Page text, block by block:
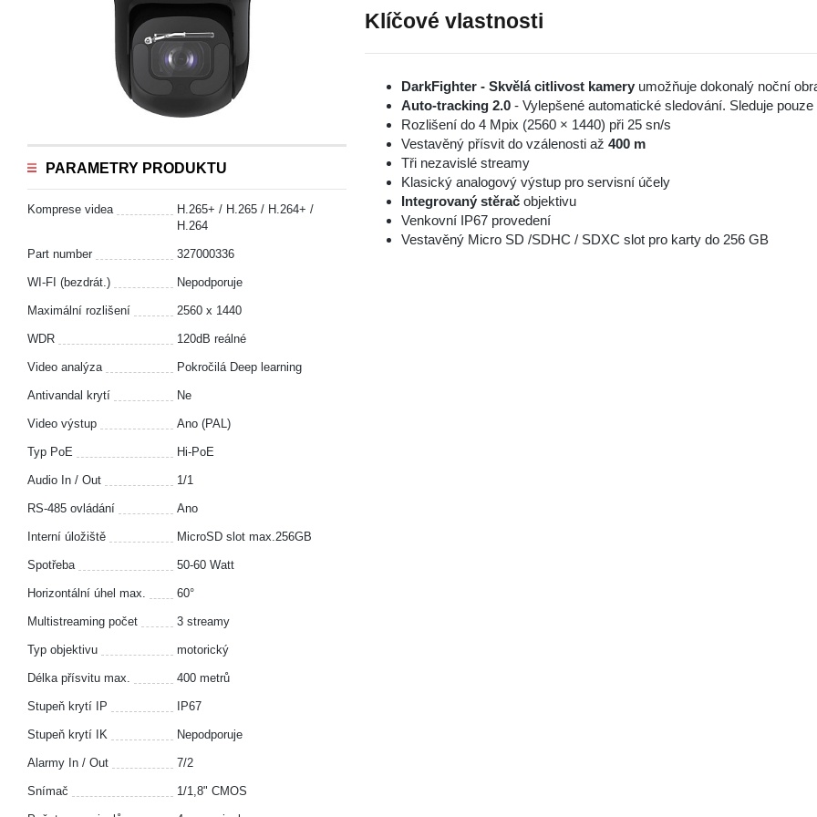
PARAMETRY PRODUKTU
Komprese videa
H.265+ / H.265 / H.264+ /
H.264
Part number 327000336
WI-FI (bezdrát.) Nepodporuje
Maximální rozlišení 2560 x 1440
WDR 120dB reálné
Video analýza Pokročilá Deep learning
Antivandal krytí Ne
Video výstup Ano (PAL)
Typ PoE Hi-PoE
Audio In / Out 1/1
RS-485 ovládání Ano
Interní úložiště MicroSD slot max.256GB
Spotřeba 50-60 Watt
Horizontální úhel max. 60°
Multistreaming počet 3 streamy
Typ objektivu motorický
Délka přísvitu max. 400 metrů
Stupeň krytí IP IP67
Stupeň krytí IK Nepodporuje
Alarmy In / Out 7/2
Snímač 1/1,8" CMOS
Klíčové vlastnosti
DarkFighter - Skvělá citlivost kamery umožňuje dokonalý noční
Auto-tracking 2.0 - Vylepšené automatické sledování. Sleduje
Rozlišení do 4 Mpix (2560 × 1440) při 25 sn/s
Vestavěný přísvit do vzálenosti až 400 m
Tři nezavislé streamy
Klasický analogový výstup pro servisní účely
Integrovaný stěrač objektivu
Venkovní IP67 provedení
Vestavěný Micro SD /SDHC / SDXC slot pro karty do 256 GB